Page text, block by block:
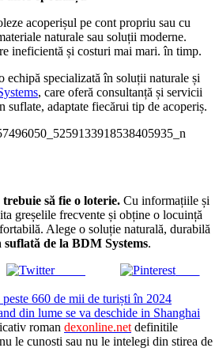
acoperișul pe cont propriu sau cu
naturale sau soluții moderne.
ineficientă și costuri mai mari. în timp.
echipă specializată în soluții naturale și
, care oferă consultanță și servicii
suflate, adaptate fiecărui tip de acoperiș.
să fie o loterie. Cu informațiile și
greșelile frecvente și obține o locuință
Alege o soluție naturală, durabilă
de la BDM Systems.
Tweet Save
660 de mii de turiști în 2024
din lume se va deschide in Shanghai
roman dexonline.net definitile
le cunosti sau nu le intelegi din stirea de